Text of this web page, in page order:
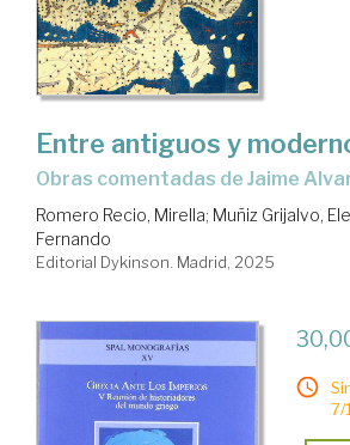
Entre antiguos y
Obras comentadas de Jaime
Romero Recio, Mirella; Muñiz Grijalvo,
Fernando
Editorial Dykinson. Madrid, 2025
7/